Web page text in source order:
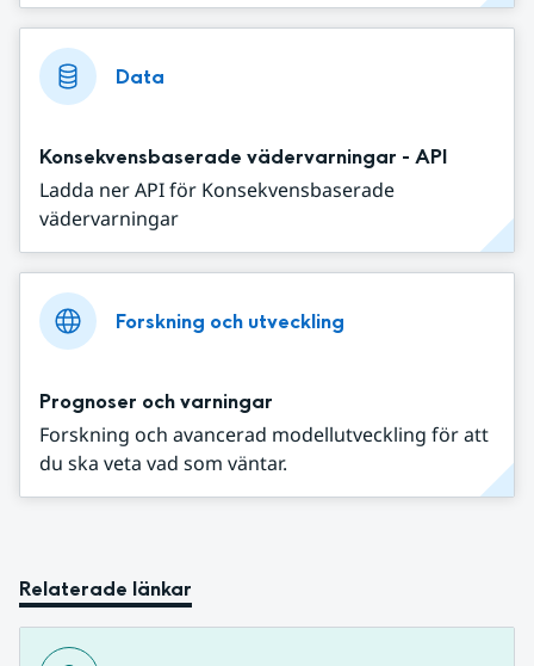
Data
Konsekvensbaserade vädervarningar - API
Ladda ner API för Konsekvensbaserade
vädervarningar
Forskning och utveckling
Prognoser och varningar
Forskning och avancerad modellutveckling för att
du ska veta vad som väntar.
Relaterade länkar